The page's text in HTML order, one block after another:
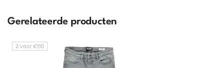
Gerelateerde producten
2 voor €110